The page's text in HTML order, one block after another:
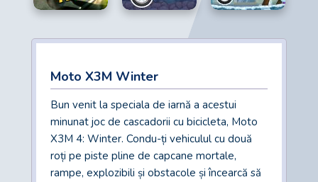
Moto X3M Winter
Bun venit la speciala de iarnă a acestui
minunat joc de cascadorii cu bicicleta, Moto
X3M 4: Winter. Condu-ți vehiculul cu două
roți pe piste pline de capcane mortale,
rampe, explozibili și obstacole și încearcă să